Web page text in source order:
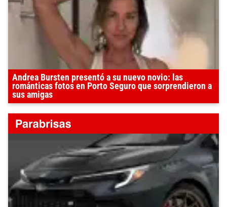
Andrea Bursten presentó a su nuevo novio: las
románticas fotos en Porto Seguro que sorprendieron a
sus amigas